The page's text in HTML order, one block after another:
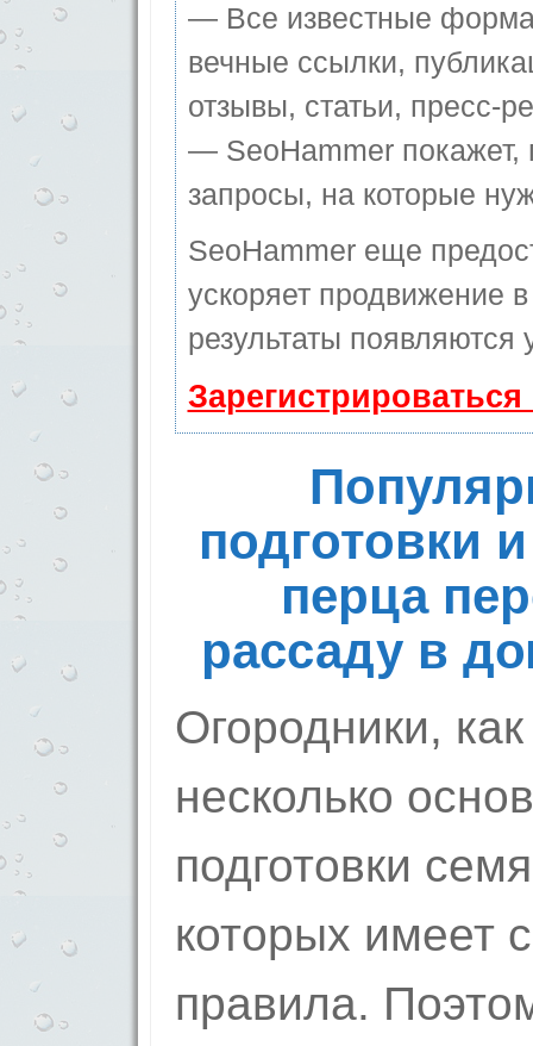
— Все известные
вечные ссылки,
отзывы, статьи, пресс-
— SeoHammer покажет,
запросы, на которые
SeoHammer еще
ускоряет продвижение
результаты
подготовки
перца
рассаду в
Огородники,
несколько
подготовки
которых имеет
правила.